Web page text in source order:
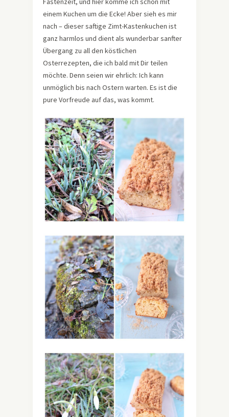
einem Kuchen um die Ecke! Aber sieh es mir
nach – dieser saftige Zimt-Kastenkuchen ist
ganz harmlos und dient als wunderbar sanfter
Übergang zu all den köstlichen
Osterrezepten, die ich bald mit Dir teilen
möchte. Denn seien wir ehrlich: Ich kann
unmöglich bis nach Ostern warten. Es ist die
pure Vorfreude auf das, was kommt.